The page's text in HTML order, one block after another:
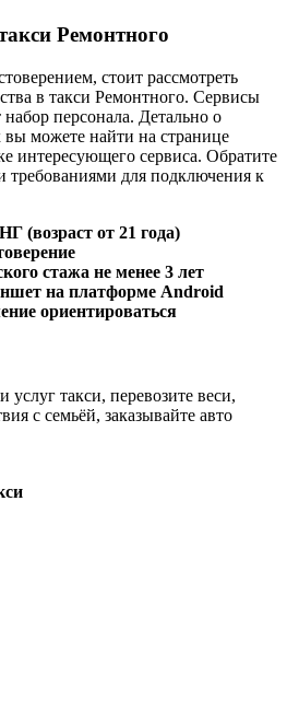
Ремонтного
стоит рассмотреть
в такси Ремонтного. Сервисы
набор персонала. Детально о
можете найти на странице
интересующего сервиса. Обратите
для подключения к
(возраст от 21 года)
стажа не менее 3 лет
на платформе Android
ориентироваться
услуг такси, перевозите веси,
с семьёй, заказывайте авто